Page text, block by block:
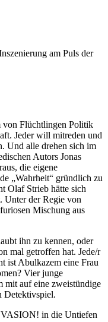
am Puls der
von Flüchtlingen Politik
Jeder will mitreden und
Und alle drehen sich im
Autors Jonas
die eigene
„Wahrheit“ gründlich zu
Olaf Strieb hätte sich
Unter der Regie von
Mischung aus
ihn zu kennen, oder
mal getroffen hat. Jede/r
ist Abulkazem eine Frau
Vier junge
mit auf eine zweistündige
Detektivspiel.
in die Untiefen